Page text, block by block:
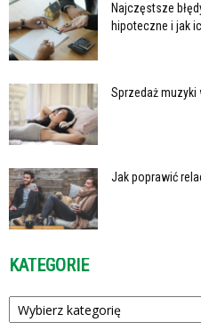
Najczęstsze
hipoteczne i jak
Sprzedaż muzyki
Jak poprawić
KATEGORIE
Kategorie